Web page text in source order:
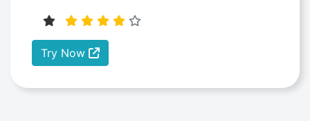
Try Now